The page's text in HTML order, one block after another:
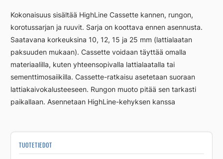
määrä
Kokonaisuus sisältää HighLine Cassette kannen, rungon,
korotussarjan ja ruuvit. Sarja on koottava ennen asennusta.
Saatavana korkeuksina 10, 12, 15 ja 25 mm (lattialaatan
paksuuden mukaan). Cassette voidaan täyttää omalla
materiaalilla, kuten yhteensopivalla lattialaatalla tai
sementtimosaiikilla. Cassette-ratkaisu asetetaan suoraan
lattiakaivokalusteeseen. Rungon muoto pitää sen tarkasti
paikallaan. Asennetaan HighLine-kehyksen kanssa
TUOTETIEDOT